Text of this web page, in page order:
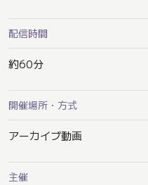
配信時間
約60分
開催場所・方式
アーカイブ動画
主催